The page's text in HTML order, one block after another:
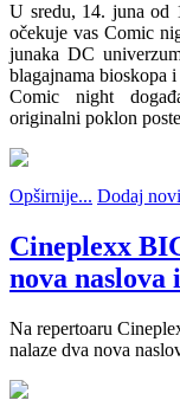
U sredu, 14. juna od
očekuje vas Comic
junaka DC
blagajnama bioskopa
Comic night
originalni poklon
Opširnije... Dodaj
Cineplexx
nova naslova
Na repertoaru
nalaze dva nova